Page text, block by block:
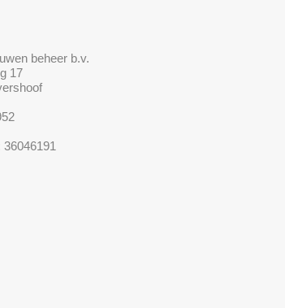
beheer b.v.
17